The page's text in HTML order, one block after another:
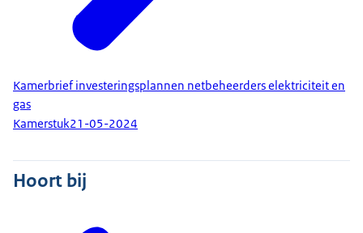
Kamerbrief investeringsplannen netbeheerders elektriciteit en
gas
Kamerstuk21-05-2024
Hoort bij